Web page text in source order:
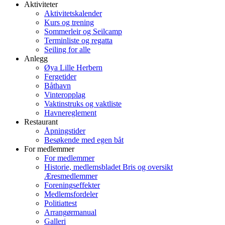
Aktiviteter
Aktivitetskalender
Kurs og trening
Sommerleir og Seilcamp
Terminliste og regatta
Seiling for alle
Anlegg
Øya Lille Herbern
Fergetider
Båthavn
Vinteropplag
Vaktinstruks og vaktliste
Havnereglement
Restaurant
Åpningstider
Besøkende med egen båt
For medlemmer
For medlemmer
Historie, medlemsbladet Bris og oversikt
Æresmedlemmer
Foreningseffekter
Medlemsfordeler
Politiattest
Arrangørmanual
Galleri